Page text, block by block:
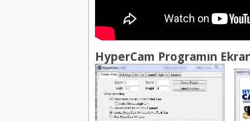
HyperCam Programın